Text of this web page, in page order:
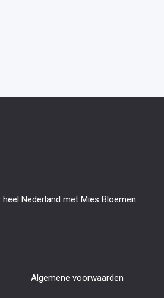
Nederland met Mies Bloemen
Algemene voorwaarden